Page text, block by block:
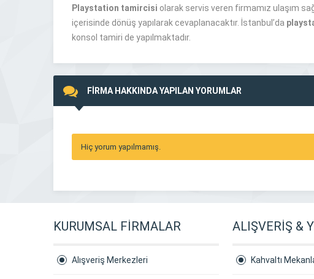
Playstation tamircisi olarak servis veren firmamız ulaşım
içerisinde dönüş yapılarak cevaplanacaktır. İstanbul’da
konsol tamiri de yapılmaktadır.
FİRMA HAKKINDA YAPILAN YORUMLAR
Hiç yorum yapılmamış.
KURUMSAL FİRMALAR
Alışveriş Merkezleri
ALIŞVERİŞ &
Kahvaltı